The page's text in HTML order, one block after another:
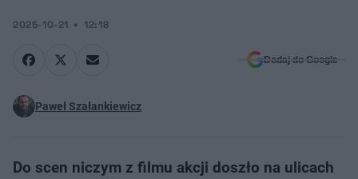
2025-10-21 12:18
Dodaj do Google
Paweł Szałankiewicz
Do scen niczym z filmu akcji doszło na ulicach